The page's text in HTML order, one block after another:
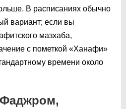
В расписаниях обычно
вариант; если вы
мазхаба,
с пометкой «Ханафи»
времени около